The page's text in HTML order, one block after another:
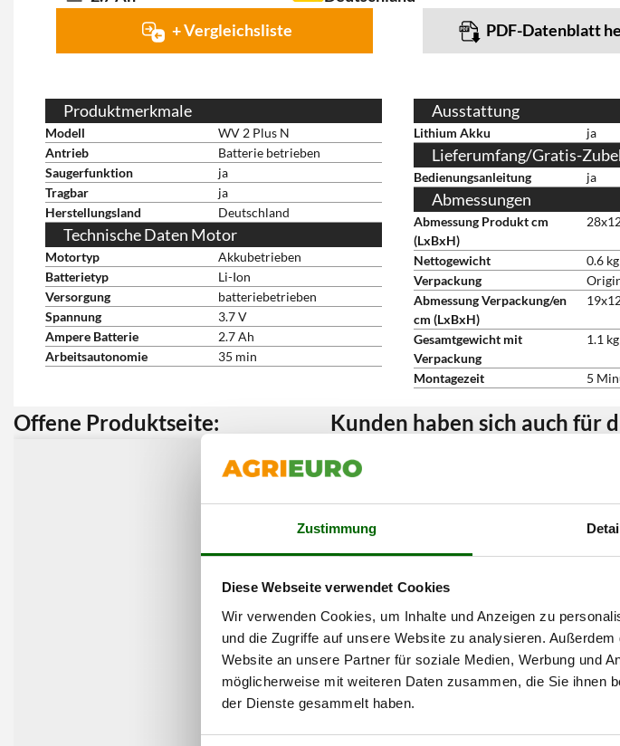
Zustimmung
Diese Webseite verwendet Cookies
Wir verwenden Cookies, um Inhalte und Anzeigen zu
und die Zugriffe auf unsere Website zu analysieren.
Website an unsere Partner für soziale Medien, Werbung und
möglicherweise mit weiteren Daten zusammen, die Sie ihnen
der Dienste gesammelt haben.
+ Vergleichsliste PDF-Datenblatt
Produktmerkmale
Modell
WV 2 Plus N
Antrieb
Batterie betrieben
Saugerfunktion
ja
Tragbar
ja
Herstellungsland
Deutschland
Technische Daten Motor
Motortyp
Akkubetrieben
Batterietyp
Li-Ion
Versorgung
batteriebetrieben
Spannung
3.7 V
Ampere Batterie
2.7 Ah
Arbeitsautonomie
35 min
Ausstattung
Lithium Akku ja
Lieferumfang/Gratis-
Bedienungsanleitung ja
Abmessungen
Abmessung Produkt cm
(LxBxH)
Nettogewicht
0.6 kg
Verpackung
Abmessung Verpackung/en
cm (LxBxH)
Gesamtgewicht mit
Verpackung
1.1 kg
Montagezeit 5
Offene Produktseite: Kunden haben sich auch für